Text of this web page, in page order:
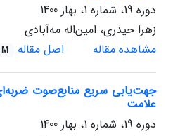
دوره 19، شماره 1، بهار 1400
زهرا حیدری، امین‌اله مه‌آبادی
مشاهده مقاله
اصل مقاله
جهت‌یابی سریع منابع‌صوت
علامت
دوره 19، شماره 1، بهار 1400